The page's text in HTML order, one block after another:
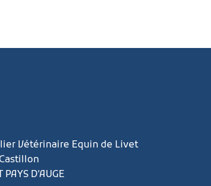
Vétérinaire Equin de Livet
D'AUGE